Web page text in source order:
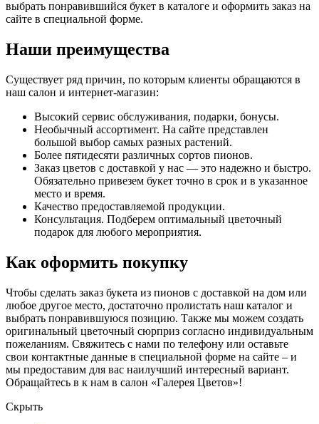
выбрать понравившийся букет в каталоге и оформить заказ на
сайте в специальной форме.
Наши преимущества
Существует ряд причин, по которым клиенты обращаются в
наш салон и интернет-магазин:
Высокий сервис обслуживания, подарки, бонусы.
Необычный ассортимент. На сайте представлен
большой выбор самых разных растений.
Более пятидесяти различных сортов пионов.
Заказ цветов с доставкой у нас — это надежно и быстро.
Обязательно привезем букет точно в срок и в указанное
место и время.
Качество предоставляемой продукции.
Консультация. Подберем оптимальный цветочный
подарок для любого мероприятия.
Как оформить покупку
Чтобы сделать заказ букета из пионов с доставкой на дом или
любое другое место, достаточно пролистать наш каталог и
выбрать понравившуюся позицию. Также мы можем создать
оригинальный цветочный сюрприз согласно индивидуальным
пожеланиям. Свяжитесь с нами по телефону или оставьте
свои контактные данные в специальной форме на сайте – и
мы предоставим для вас наилучший интересный вариант.
Обращайтесь в к нам в салон «Галерея Цветов»!
Скрыть